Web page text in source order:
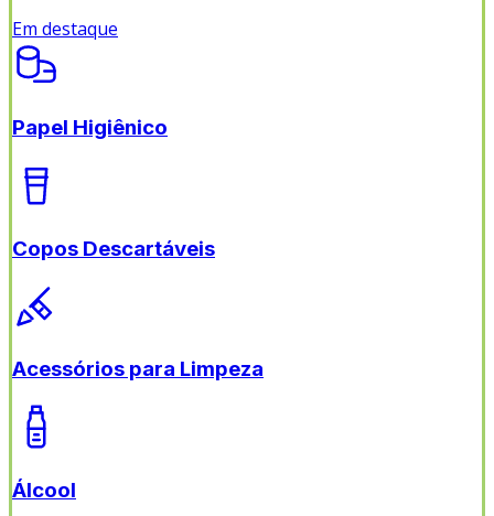
Em destaque
Papel Higiênico
Copos Descartáveis
Acessórios para Limpeza
Álcool